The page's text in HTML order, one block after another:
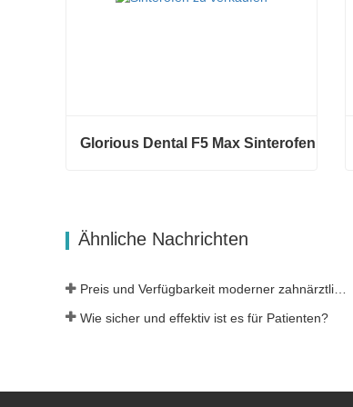
Glorious Dental F5 Max Sinterofen
Ähnliche Nachrichten
Preis und Verfügbarkeit moderner zahnärztlicher Lösungen
Wie sicher und effektiv ist es für Patienten?